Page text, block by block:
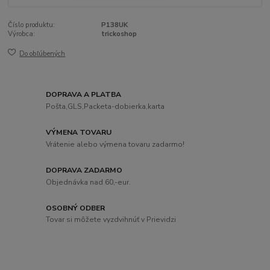
Číslo produktu:
P138UK
Výrobca:
trickoshop
Do obľúbených
DOPRAVA A PLATBA
Pošta,GLS,Packeta-dobierka,karta
VÝMENA TOVARU
Vrátenie alebo výmena tovaru zadarmo!
DOPRAVA ZADARMO
Objednávka nad 60,-eur.
OSOBNÝ ODBER
Tovar si môžete vyzdvihnúť v Prievidzi